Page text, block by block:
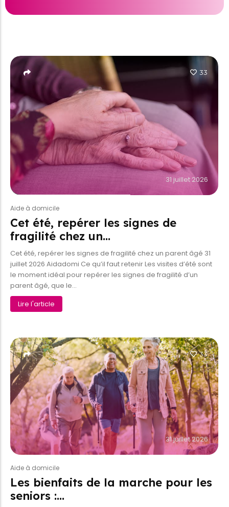
31 juillet 2026
33
Aide à domicile
Cet été, repérer les signes de
fragilité chez un…
Cet été, repérer les signes de fragilité chez un parent âgé 31
juillet 2026 Aidadomi Ce qu’il faut retenir Les visites d’été sont
le moment idéal pour repérer les signes de fragilité d’un
parent âgé, que le...
Lire l'article
31 juillet 2026
33
Aide à domicile
Les bienfaits de la marche pour les
seniors :…